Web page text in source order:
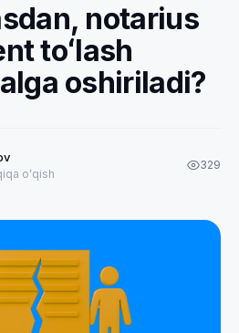
notarius
toʻlash
oshiriladi?
oʻqish
329